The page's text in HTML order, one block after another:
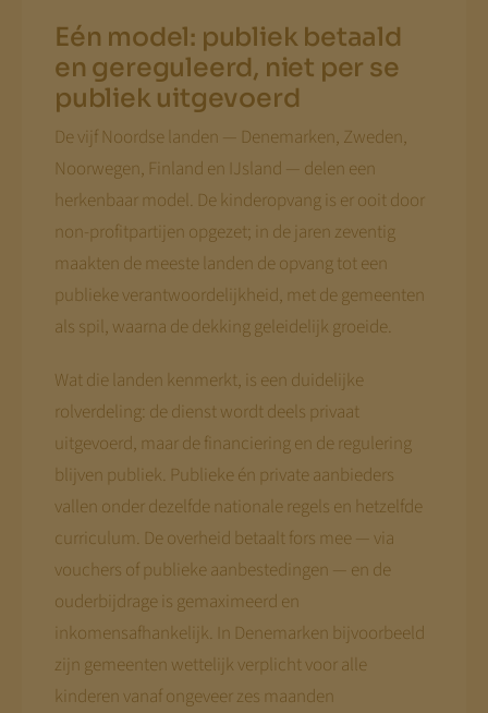
Eén model: publiek betaald
en gereguleerd, niet per se
publiek uitgevoerd
De vijf Noordse landen — Denemarken, Zweden,
Noorwegen, Finland en IJsland — delen een
herkenbaar model. De kinderopvang is er ooit door
non-profitpartijen opgezet; in de jaren zeventig
maakten de meeste landen de opvang tot een
publieke verantwoordelijkheid, met de gemeenten
als spil, waarna de dekking geleidelijk groeide.
Wat die landen kenmerkt, is een duidelijke
rolverdeling: de dienst wordt deels privaat
uitgevoerd, maar de financiering en de regulering
blijven publiek. Publieke én private aanbieders
vallen onder dezelfde nationale regels en hetzelfde
curriculum. De overheid betaalt fors mee — via
vouchers of publieke aanbestedingen — en de
ouderbijdrage is gemaximeerd en
inkomensafhankelijk. In Denemarken bijvoorbeeld
zijn gemeenten wettelijk verplicht voor alle
kinderen vanaf ongeveer zes maanden